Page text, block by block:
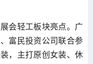
会轻工板块亮点。广
富民投资公司联合参
，主打原创女装、休